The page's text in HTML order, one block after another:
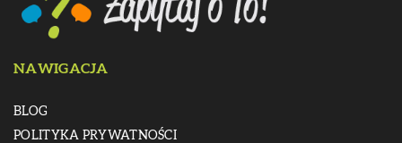
NAWIGACJA
BLOG
POLITYKA PRYWATNOŚCI